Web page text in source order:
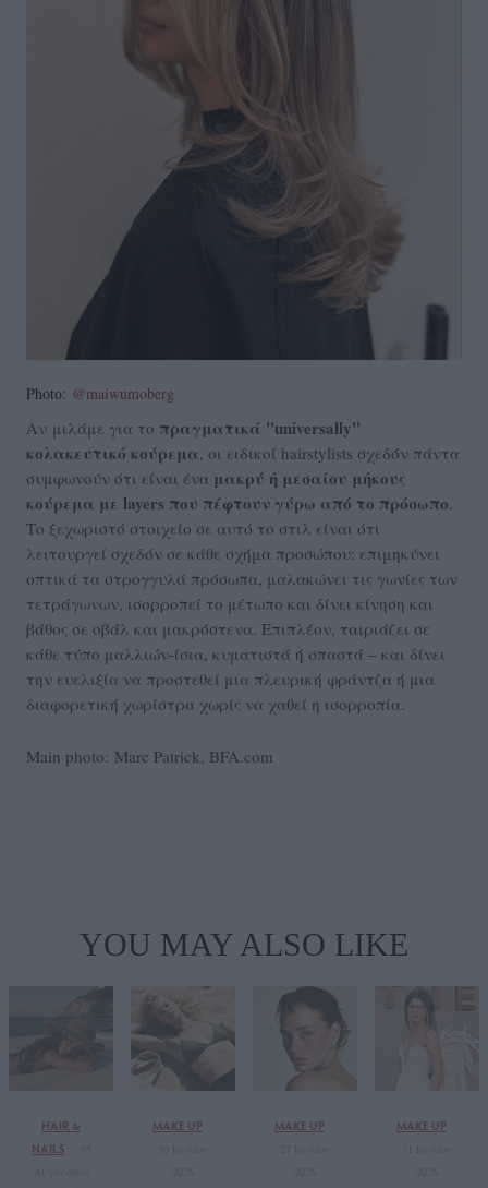
Photo: @maiwumoberg
Αν μιλάμε για το πραγματικά "universally"
κολακευτικό κούρεμα, οι ειδικοί hairstylists σχεδόν πάντα
συμφωνούν ότι είναι ένα μακρύ ή μεσαίου μήκους
κούρεμα με layers που πέφτουν γύρω από το πρόσωπο.
Το ξεχωριστό στοιχείο σε αυτό το στιλ είναι ότι
λειτουργεί σχεδόν σε κάθε σχήμα προσώπου: επιμηκύνει
οπτικά τα στρογγυλά πρόσωπα, μαλακώνει τις γωνίες των
τετράγωνων, ισορροπεί το μέτωπο και δίνει κίνηση και
βάθος σε οβάλ και μακρόστενα. Επιπλέον, ταιριάζει σε
κάθε τύπο μαλλιών-ίσια, κυματιστά ή σπαστά – και δίνει
την ευελιξία να προστεθεί μια πλευρική φράντζα ή μια
διαφορετική χωρίστρα χωρίς να χαθεί η ισορροπία.
Main photo: Marc Patrick, BFA.com
YOU MAY ALSO LIKE
HAIR &
NAILS
MAKE UP MAKE UP MAKE UP